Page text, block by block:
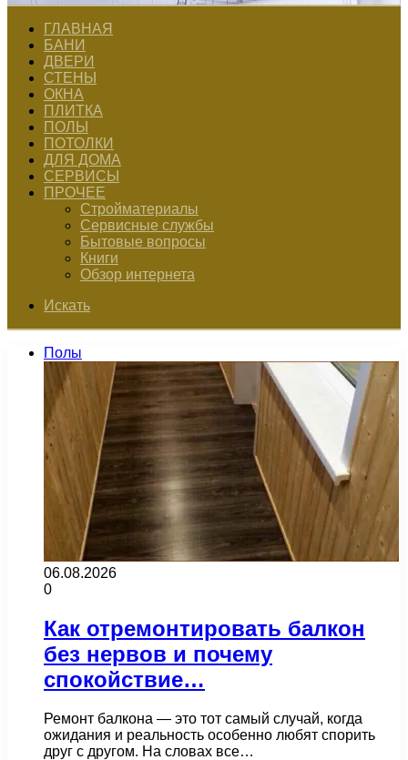
ГЛАВНАЯ
БАНИ
ДВЕРИ
СТЕНЫ
ОКНА
ПЛИТКА
ПОЛЫ
ПОТОЛКИ
ДЛЯ ДОМА
СЕРВИСЫ
ПРОЧЕЕ
Стройматериалы
Сервисные службы
Бытовые вопросы
Книги
Обзор интернета
Искать
Полы
06.08.2026
0
Как отремонтировать балкон
без нервов и почему
спокойствие…
Ремонт балкона — это тот самый случай, когда
ожидания и реальность особенно любят спорить
друг с другом. На словах все…